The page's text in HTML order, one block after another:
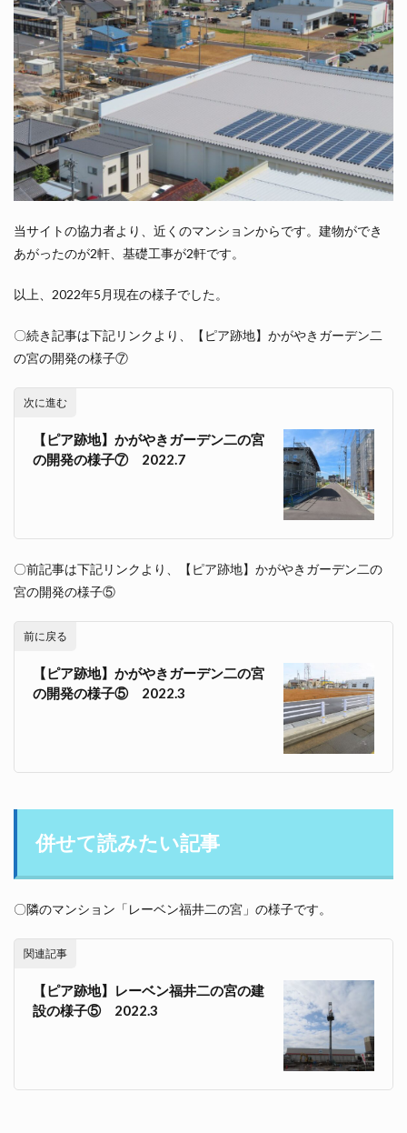
当サイトの協力者より、近くのマンションからです。建物ができ
あがったのが2軒、基礎工事が2軒です。
以上、2022年5月現在の様子でした。
〇続き記事は下記リンクより、【ピア跡地】かがやきガーデン二
の宮の開発の様子⑦
次に進む
【ピア跡地】かがやきガーデン二の宮
の開発の様子⑦ 2022.7
〇前記事は下記リンクより、【ピア跡地】かがやきガーデン二の
宮の開発の様子⑤
前に戻る
【ピア跡地】かがやきガーデン二の宮
の開発の様子⑤ 2022.3
併せて読みたい記事
〇隣のマンション「レーベン福井二の宮」の様子です。
関連記事
【ピア跡地】レーベン福井二の宮の建
設の様子⑤ 2022.3